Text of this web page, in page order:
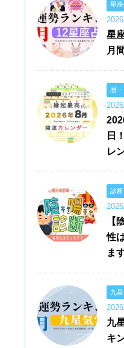
星
星
月
暦
日
レ
診断
【
性
ま
九
九
キ